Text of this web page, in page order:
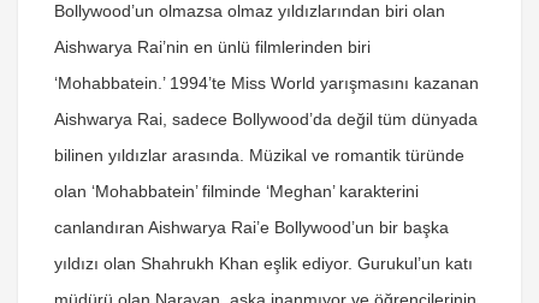
Bollywood’un olmazsa olmaz yıldızlarından biri olan
Aishwarya Rai’nin en ünlü filmlerinden biri
‘Mohabbatein.’ 1994’te Miss World yarışmasını kazanan
Aishwarya Rai, sadece Bollywood’da değil tüm dünyada
bilinen yıldızlar arasında. Müzikal ve romantik türünde
olan ‘Mohabbatein’ filminde ‘Meghan’ karakterini
canlandıran Aishwarya Rai’e Bollywood’un bir başka
yıldızı olan Shahrukh Khan eşlik ediyor. Gurukul’un katı